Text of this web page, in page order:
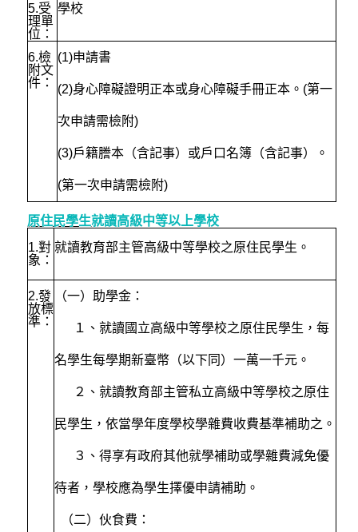
5.受
理單
位：
學校
6.檢
附文
件：
(1)申請書
(2)身心障礙證明正本或身心障礙手冊正本。(第一
次申請需檢附)
(3)戶籍謄本（含記事）或戶口名簿（含記事）。
(第一次申請需檢附)
原住民學生就讀高級中等以上學校
1.對
象：
就讀教育部主管高級中等學校之原住民學生。
2.發
放標
準：
（一）助學金：
１、就讀國立高級中等學校之原住民學生，每
名學生每學期新臺幣（以下同）一萬一千元。
２、就讀教育部主管私立高級中等學校之原住
民學生，依當學年度學校學雜費收費基準補助之。
３、得享有政府其他就學補助或學雜費減免優
待者，學校應為學生擇優申請補助。
（二）伙食費：